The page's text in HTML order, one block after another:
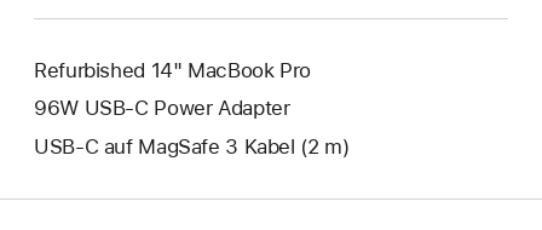
Refurbished 14" MacBook Pro
96W USB‑C Power Adapter
USB‑C auf MagSafe 3 Kabel (2 m)